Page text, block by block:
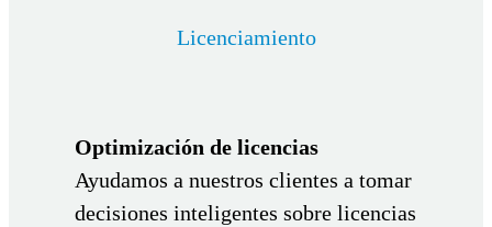
Licenciamiento
Optimización de licencias
Ayudamos a nuestros clientes a tomar
decisiones inteligentes sobre licencias